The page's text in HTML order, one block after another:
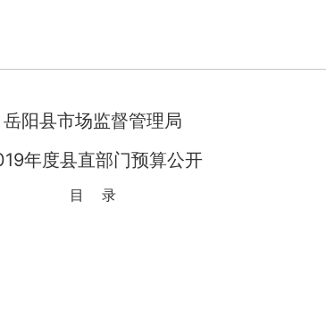
岳阳县市场监督管理局
年度县直部门预算公开
目 录